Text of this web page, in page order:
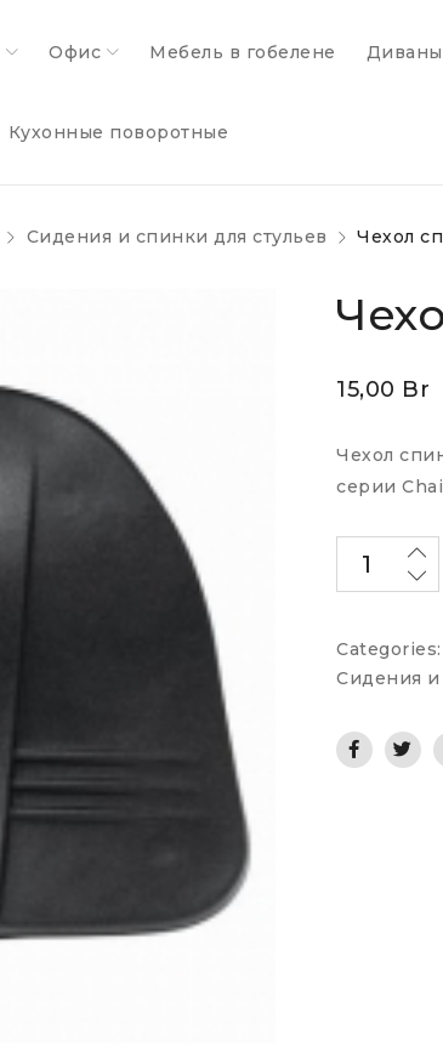
Офис Мебель в гобелене Диваны
Кухонные поворотные
Сидения и спинки для стульев Чехол
15,00 Br
Чехол
серии
Categories:
Сидения и